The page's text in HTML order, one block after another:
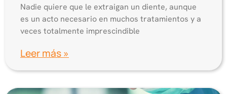
Nadie quiere que le extraigan un diente, aunque
es un acto necesario en muchos tratamientos y a
veces totalmente imprescindible
Leer más »